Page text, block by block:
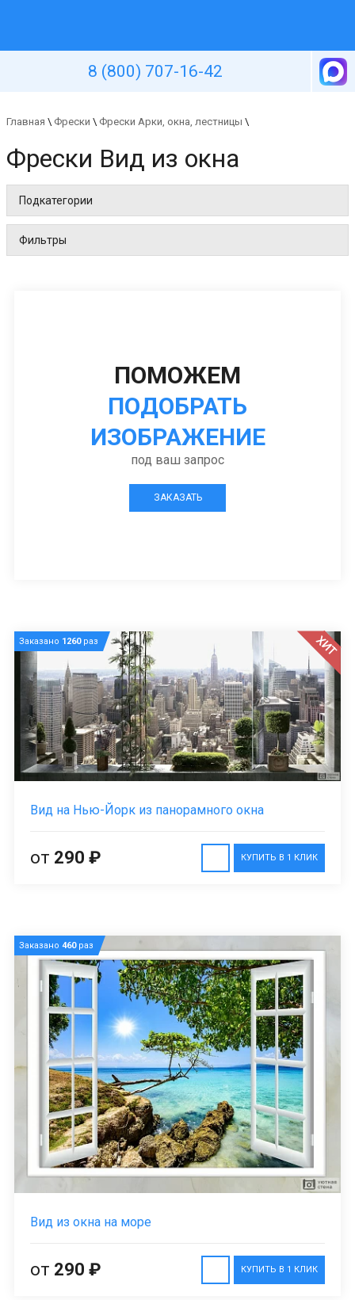
8 (800) 707-16-42
Главная \ Фрески \ Фрески Арки, окна, лестницы \
Фрески Вид из окна
Подкатегории
Фильтры
ПОМОЖЕМ
ПОДОБРАТЬ
ИЗОБРАЖЕНИЕ
под ваш запрос
ЗАКАЗАТЬ
Заказано 1260раз ХИТ
Вид на Нью-Йорк из панорамного окна
КУПИТЬ В 1 КЛИК
от 290 ₽
Заказано 460раз
Вид из окна на море
КУПИТЬ В 1 КЛИК
от 290 ₽